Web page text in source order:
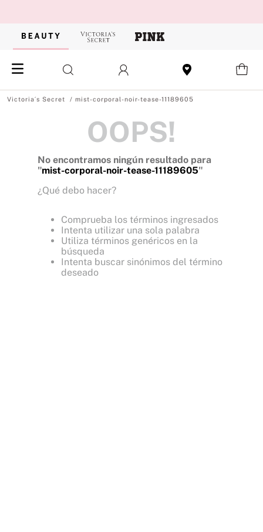
mist-corporal-noir-tease-11189605
OOPS!
No encontramos ningún resultado para
"mist-corporal-noir-tease-11189605"
¿Qué debo hacer?
Comprueba los términos ingresados
Intenta utilizar una sola palabra
Utiliza términos genéricos en la
búsqueda
Intenta buscar sinónimos del término
deseado